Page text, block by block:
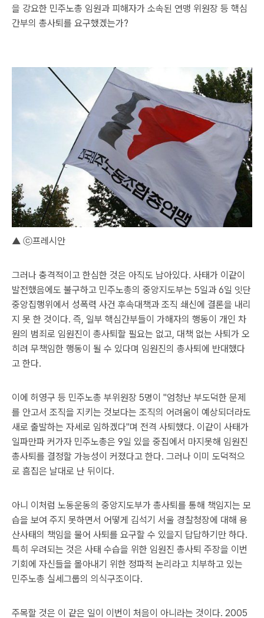
을 강요한 민주노총 임원과 피해자가 소속된 연맹 위원장 등 핵심
간부의 총사퇴를 요구했겠는가?
▲ ⓒ프레시안
그러나 충격적이고 한심한 것은 아직도 남아있다. 사태가 이같이
발전했음에도 불구하고 민주노총의 중앙지도부는 5일과 6일 잇단
중앙집행위에서 성폭력 사건 후속대책과 조직 쇄신에 결론을 내리
지 못 한 것이다. 즉, 일부 핵심간부들이 가해자의 행동이 개인 차
원의 범죄로 임원진이 총사퇴할 필요는 없고, 대책 없는 사퇴가 오
히려 무책임한 행동이 될 수 있다며 임원진의 총사퇴에 반대했다
고 한다.
이에 허영구 등 민주노총 부위원장 5명이 "엄청난 부도덕한 문제
를 안고서 조직을 지키는 것보다는 조직의 어려움이 예상되더라도
새로 출발하는 자세로 임하겠다"며 전격 사퇴했다. 이같이 사태가
일파만파 커가자 민주노총은 9일 있을 중집에서 마지못해 임원진
총사퇴를 결정할 가능성이 커졌다고 한다. 그러나 이미 도덕적으
로 흠집은 날대로 난 뒤이다.
아니 이처럼 노동운동의 중앙지도부가 총사퇴를 통해 책임지는 모
습을 보여 주지 못하면서 어떻게 김석기 서울 경찰청장에 대해 용
산사태의 책임을 물어 사퇴를 요구할 수 있을지 답답하기만 하다.
특히 우려되는 것은 사태 수습을 위한 임원진 총사퇴 주장을 이번
기회에 자신들을 몰아내기 위한 정파적 논리라고 치부하고 있는
민주노총 실세그룹의 의식구조이다.
주목할 것은 이 같은 일이 이번이 처음이 아니라는 것이다. 2005